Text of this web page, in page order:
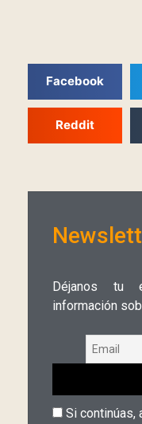
Facebook
Reddit
Déjanos tu
información
Si continúas,